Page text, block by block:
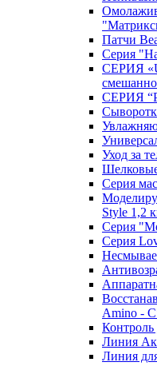
Патчи
Серия
СЕРИЯ
СЕРИЯ
Уход за
Серия
Style 1,2
Серия
Cерия
Amino -
Линия
Линия